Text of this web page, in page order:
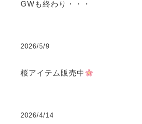
GWも終わり・・・
2026/5/9
桜アイテム販売中
2026/4/14